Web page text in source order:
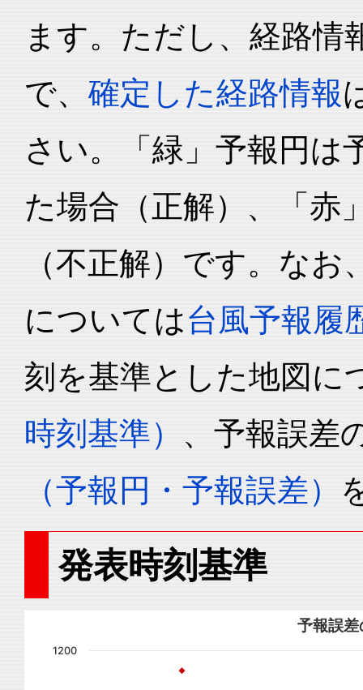
ます。ただし、経路情
で、 確定した経路情報
さい。「緑」予報円は
た場合（正解）、「赤
（不正解）です。な
については台風予報履
刻を基準とした地図に
時刻基準） 、予報誤差
（予報円・予報誤差）
発表時刻基準
予報誤
1200